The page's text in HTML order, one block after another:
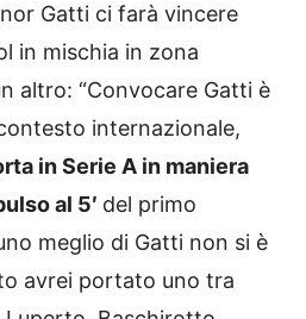
Gatti ci farà vincere
in mischia in zona
altro: “Convocare Gatti è
internazionale,
in Serie A in maniera
al 5′ del primo
meglio di Gatti non si è
avrei portato uno tra